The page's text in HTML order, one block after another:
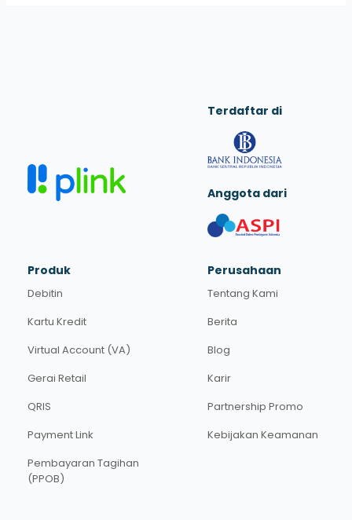
Terdaftar di
Anggota dari
Produk
Debitin
Kartu Kredit
Virtual Account (VA)
Gerai Retail
QRIS
Payment Link
Pembayaran Tagihan
(PPOB)
Perusahaan
Tentang Kami
Berita
Blog
Karir
Partnership Promo
Kebijakan Keamanan